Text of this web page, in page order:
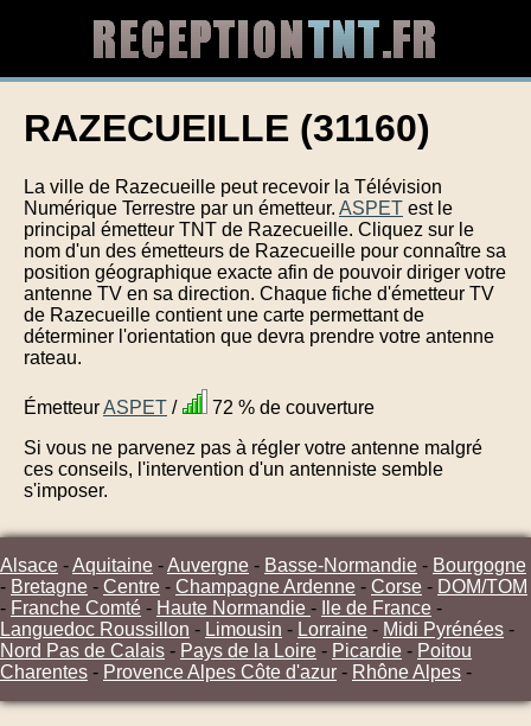
RAZECUEILLE (31160)
La ville de Razecueille peut recevoir la Télévision
Numérique Terrestre par un émetteur. ASPET est le
principal émetteur TNT de Razecueille. Cliquez sur le
nom d'un des émetteurs de Razecueille pour connaître sa
position géographique exacte afin de pouvoir diriger votre
antenne TV en sa direction. Chaque fiche d'émetteur TV
de Razecueille contient une carte permettant de
déterminer l'orientation que devra prendre votre antenne
rateau.
ÉmetteurASPET /
72 % de couverture
Si vous ne parvenez pas à régler votre antenne malgré
ces conseils, l'intervention d'un antenniste semble
s'imposer.
Alsace -Aquitaine -Auvergne - Basse-Normandie - Bourgogne
- Bretagne - Centre - Champagne Ardenne - Corse - DOM/TOM
- Franche Comté - Haute Normandie - Ile de France -
Languedoc Roussillon - Limousin - Lorraine - Midi Pyrénées -
Nord Pas de Calais - Pays de la Loire - Picardie - Poitou
Charentes - Provence Alpes Côte d'azur - Rhône Alpes -